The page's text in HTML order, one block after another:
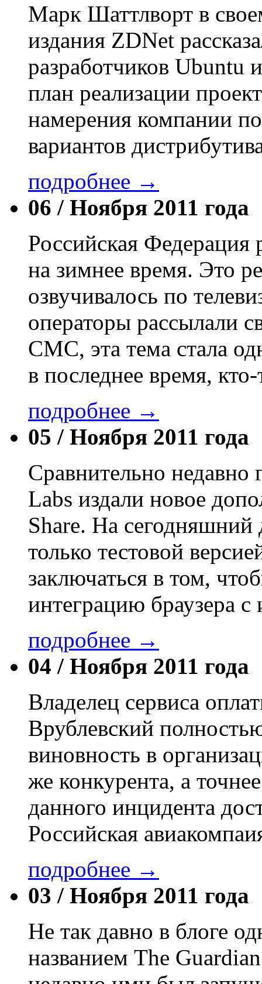
Марк Шаттлворт в
издания ZDNet
разработчиков Ubuntu
план реализации
намерения компании
вариантов
подробнее →
06 / Ноября 2011 года
Российская
на зимнее время. Это
озвучивалось по
операторы рассылали
СМС, эта тема стала
в последнее время,
подробнее →
05 / Ноября 2011 года
Сравнительно недавно
Labs издали новое
Share. На сегодняшний
только тестовой
заключаться в том,
интеграцию браузера с
подробнее →
04 / Ноября 2011 года
Владелец сервиса
Врублевский
виновность в
же конкурента, а
данного инцидента
Российская
подробнее →
03 / Ноября 2011 года
Не так давно в блоге
названием The